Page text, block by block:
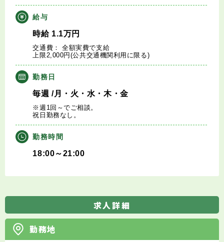
データで見る医師の平均年収
医師に役立つ取材記事
大学医局紹介
給与
時給1.1万円
交通費： 全額実費で支給
上限2,000円(公共交通機関利用に限る)
勤務日
毎週 /月・火・水・木・金
※週1回～でご相談。
祝日勤務なし。
勤務時間
18:00～21:00
求人詳細
勤務地